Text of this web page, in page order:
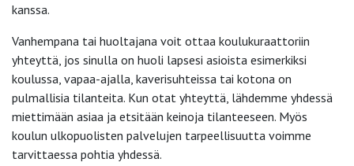
kanssa.
Vanhempana tai huoltajana voit ottaa koulukuraattoriin
yhteyttä, jos sinulla on huoli lapsesi asioista esimerkiksi
koulussa, vapaa-ajalla, kaverisuhteissa tai kotona on
pulmallisia tilanteita. Kun otat yhteyttä, lähdemme yhdessä
miettimään asiaa ja etsitään keinoja tilanteeseen. Myös
koulun ulkopuolisten palvelujen tarpeellisuutta voimme
tarvittaessa pohtia yhdessä.